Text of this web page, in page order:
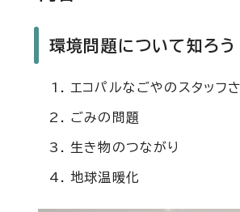
環境問題について知ろう
エコパルなごやのスタッフ
ごみの問題
生き物のつながり
地球温暖化